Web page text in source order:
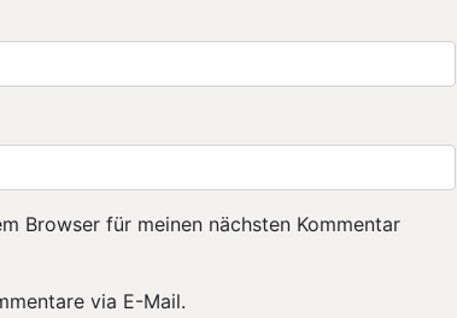
Browser für meinen nächsten Kommentar
via E-Mail.